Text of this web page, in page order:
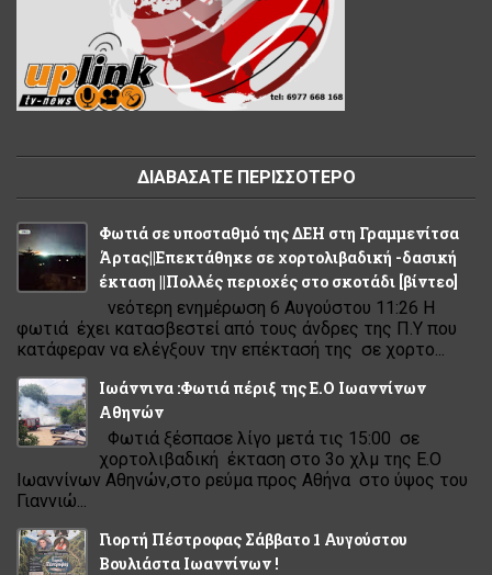
ΔΙΑΒΑΣΑΤΕ ΠΕΡΙΣΣΟΤΕΡΟ
Φωτιά σε υποσταθμό της ΔΕΗ στη Γραμμενίτσα
Άρτας||Επεκτάθηκε σε χορτολιβαδική -δασική
έκταση ||Πολλές περιοχές στο σκοτάδι [βίντεο]
νεότερη ενημέρωση 6 Αυγούστου 11:26 Η
φωτιά έχει κατασβεστεί από τους άνδρες της Π.Υ που
κατάφεραν να ελέγξουν την επέκτασή της σε χορτο...
Ιωάννινα :Φωτιά πέριξ της Ε.Ο Ιωαννίνων
Αθηνών
Φωτιά ξέσπασε λίγο μετά τις 15:00 σε
χορτολιβαδική έκταση στο 3ο χλμ της Ε.Ο
Ιωαννίνων Αθηνών,στο ρεύμα προς Αθήνα στο ύψος του
Γιαννιώ...
Γιορτή Πέστροφας Σάββατο 1 Αυγούστου
Βουλιάστα Ιωαννίνων !